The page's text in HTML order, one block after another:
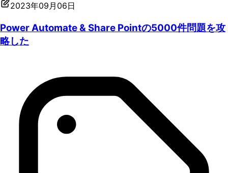
2023年09月06日
Power Automate & Share Pointの5000件問題を攻
略した